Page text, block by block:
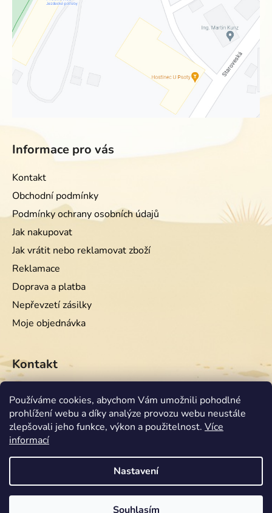
Používáme cookies, abychom Vám umožnili pohodlné
prohlížení webu a díky analýze provozu webu neustále
zlepšovali jeho funkce, výkon a použitelnost. Více
informací
Nastavení
Souhlasím
Informace pro vás
Kontakt
Obchodní podmínky
Podmínky ochrany osobních údajů
Jak nakupovat
Jak vrátit nebo reklamovat zboží
Reklamace
Doprava a platba
Nepřevzetí zásilky
Moje objednávka
Kontakt
info @equiwest.cz
+420724001554